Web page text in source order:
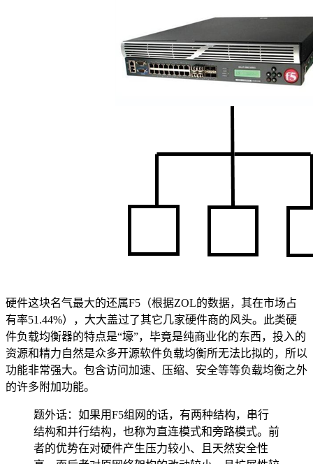
硬件这块名气最大的还属F5（根据ZOL的数据，其在市场占
有率51.44%），大大盖过了其它几家硬件商的风头。此类硬
件负载均衡器的特点是“壕”，毕竟是纯商业化的东西，投入的
资源和精力自然是众多开源软件负载均衡所无法比拟的，所以
功能非常强大。包含访问加速、压缩、安全等等负载均衡之外
的许多附加功能。
题外话：如果用F5组网的话，有两种结构，串行
结构和并行结构，也称为直连模式和旁路模式。前
者的优势在对硬件产生压力较小、且天然安全性